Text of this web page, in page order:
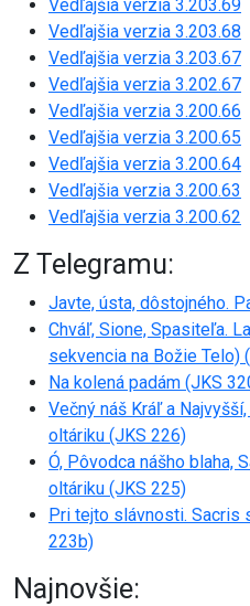
Vedľajšia verzia 3.203.69
Vedľajšia verzia 3.203.68
Vedľajšia verzia 3.203.67
Vedľajšia verzia 3.202.67
Vedľajšia verzia 3.200.66
Vedľajšia verzia 3.200.65
Vedľajšia verzia 3.200.64
Vedľajšia verzia 3.200.63
Vedľajšia verzia 3.200.62
Z Telegramu:
Javte, ústa, dôstojného.
Chváľ, Sione, Spasiteľa.
sekvencia na Božie Telo)
Na kolená padám (JKS
Večný náš Kráľ a
oltáriku (JKS 226)
Ó, Pôvodca nášho blaha,
oltáriku (JKS 225)
Pri tejto slávnosti. Sacris
223b)
Najnovšie: